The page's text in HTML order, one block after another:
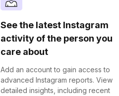
See the latest Instagram
activity of the person you
care about
Add an account to gain access to
advanced Instagram reports. View
detailed insights, including recent